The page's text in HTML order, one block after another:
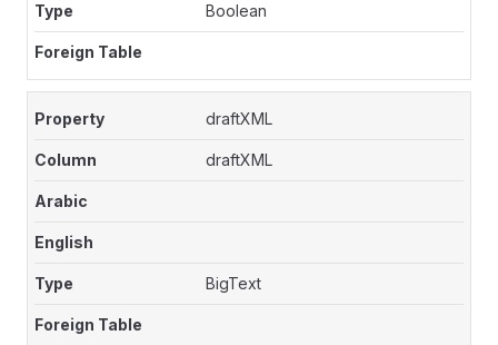
Boolean
draftXML
draftXML
BigText